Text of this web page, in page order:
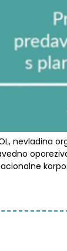
nevladina